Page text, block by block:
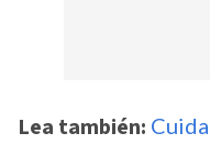
Lea también: